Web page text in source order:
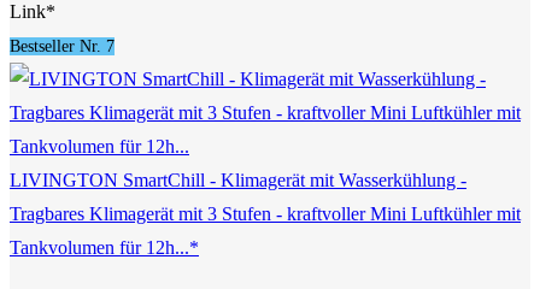
Link*
Bestseller Nr. 7
LIVINGTON SmartChill - Klimagerät mit Wasserkühlung -
Tragbares Klimagerät mit 3 Stufen - kraftvoller Mini Luftkühler mit
Tankvolumen für 12h...*